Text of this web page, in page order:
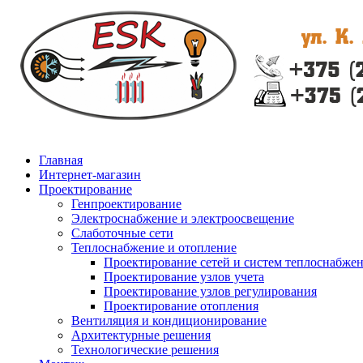
Главная
Интернет-магазин
Проектирование
Генпроектирование
Электроснабжение и электроосвещение
Слаботочные сети
Теплоснабжение и отопление
Проектирование сетей и систем
Проектирование узлов учета
Проектирование узлов регулирования
Проектирование отопления
Вентиляция и кондиционирование
Архитектурные решения
Технологические решения